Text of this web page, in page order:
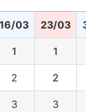
16/03 23/03 30/
1 1
2 2
3 3